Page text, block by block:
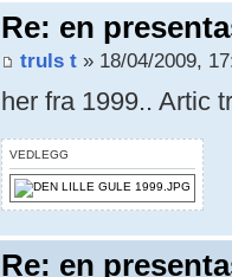
Re: en
truls t » 18/04/2009,
her fra 1999.. Artic
VEDLEGG
Re: en